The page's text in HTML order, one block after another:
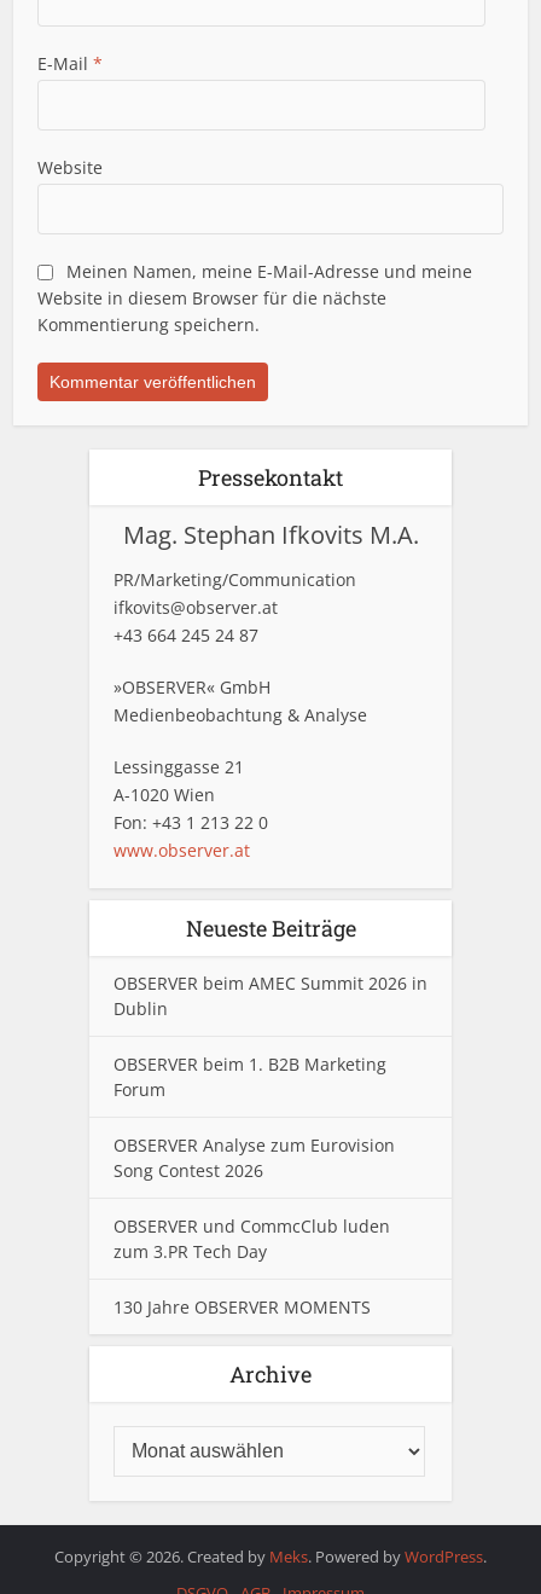
E-Mail*
Website
Meinen Namen, meine E-Mail-Adresse und meine
Website in diesem Browser für die nächste
Kommentierung speichern.
Pressekontakt
Mag. Stephan Ifkovits M.A.
PR/Marketing/Communication
ifkovits@observer.at
+43 664 245 24 87
»OBSERVER« GmbH
Medienbeobachtung & Analyse
Lessinggasse 21
A-1020 Wien
Fon: +43 1 213 22 0
www.observer.at
Neueste Beiträge
OBSERVER beim AMEC Summit 2026 in
Dublin
OBSERVER beim 1. B2B Marketing
Forum
OBSERVER Analyse zum Eurovision
Song Contest 2026
OBSERVER und CommcClub luden
zum 3.PR Tech Day
130 Jahre OBSERVER MOMENTS
Archive
Copyright © 2026. Created by Meks. Powered byWordPress.